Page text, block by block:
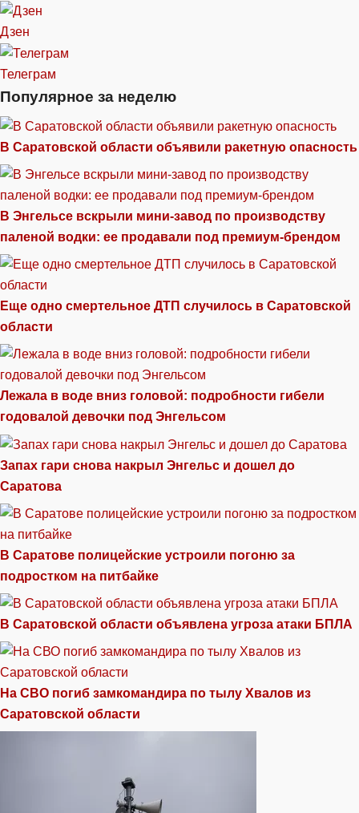
Дзен
Телеграм
Популярное за неделю
В Саратовской области объявили ракетную опасность
В Энгельсе вскрыли мини-завод по производству
паленой водки: ее продавали под премиум-брендом
Еще одно смертельное ДТП случилось в Саратовской
области
Лежала в воде вниз головой: подробности гибели
годовалой девочки под Энгельсом
Запах гари снова накрыл Энгельс и дошел до
Саратова
В Саратове полицейские устроили погоню за
подростком на питбайке
В Саратовской области объявлена угроза атаки БПЛА
На СВО погиб замкомандира по тылу Хвалов из
Саратовской области